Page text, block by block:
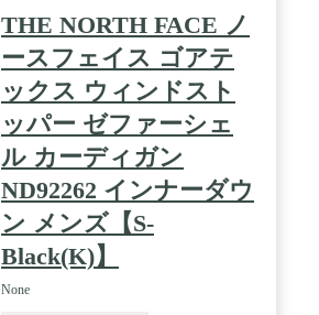
THE NORTH FACE ノ
ースフェイス ゴアテ
ックス ウィンドスト
ッパー ゼファーシェ
ル カーディガン
ND92262 インナーダウ
ン メンズ【S-
Black(K)】
None